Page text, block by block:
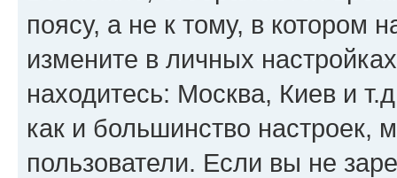
поясу, а не к тому, в котором
измените в личных
находитесь: Москва, Киев и
как и большинство настроек,
пользователи. Если вы не